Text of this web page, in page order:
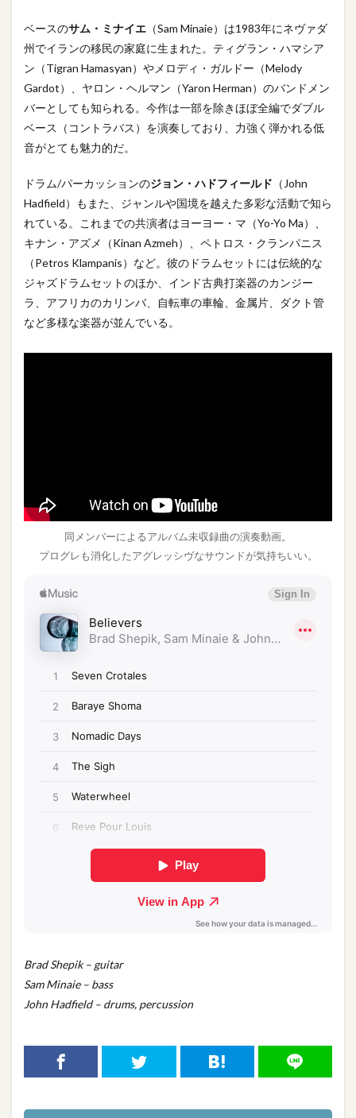
ベースのサム・ミナイエ （Sam Minaie）は1983年にネヴァダ
州でイランの移民の家庭に生まれた。ティグラン・ハマシア
ン（Tigran Hamasyan）やメロディ・ガルドー（Melody
Gardot）、ヤロン・ヘルマン（Yaron Herman）のバンドメン
バーとしても知られる。今作は一部を除きほぼ全編でダブル
ベース（コントラバス）を演奏しており、力強く弾かれる低
音がとても魅力的だ。
ドラム/パーカッションのジョン・ハドフィールド （John
Hadfield）もまた、ジャンルや国境を越えた多彩な活動で知ら
れている。これまでの共演者はヨーヨー・マ（Yo-Yo Ma）、
キナン・アズメ（Kinan Azmeh）、ペトロス・クランパニス
（Petros Klampanis）など。彼のドラムセットには伝統的な
ジャズドラムセットのほか、インド古典打楽器のカンジー
ラ、アフリカのカリンバ、自転車の車輪、金属片、ダクト管
など多様な楽器が並んでいる。
同メンバーによるアルバム未収録曲の演奏動画。
プログレも消化したアグレッシヴなサウンドが気持ちいい。
Brad Shepik – guitar
Sam Minaie – bass
John Hadfield – drums, percussion